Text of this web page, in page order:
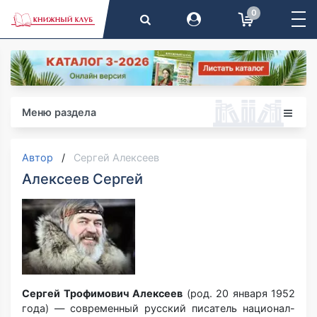
0
Меню раздела
Автор Сергей Алексеев
Алексеев Сергей
Сергей Трофимович Алексеев (род. 20 января 1952
года) — современный русский писатель национал-